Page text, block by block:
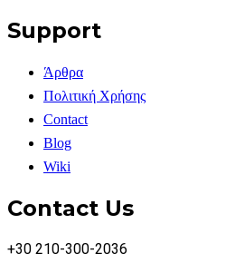
Support
Άρθρα
Πολιτική Χρήσης
Contact
Blog
Wiki
Contact Us
+30 210-300-2036